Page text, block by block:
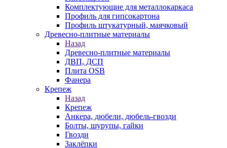
Комплектующие для металлокаркаса
Профиль для гипсокартона
Профиль штукатурный, маячковый
Древесно-плитные материалы
Назад
Древесно-плитные материалы
ДВП, ДСП
Плита OSB
Фанера
Крепеж
Назад
Крепеж
Анкера, дюбели, дюбель-гвозди
Болты, шурупы, гайки
Гвозди
Заклёпки